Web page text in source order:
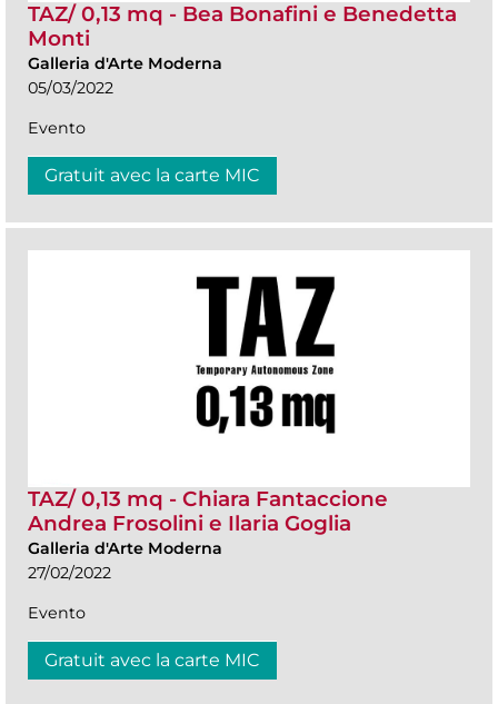
TAZ/ 0,13 mq - Bea Bonafini e Benedetta
Monti
Galleria d'Arte Moderna
05/03/2022
Evento
Gratuit avec la carte MIC
TAZ/ 0,13 mq - Chiara Fantaccione
Andrea Frosolini e Ilaria Goglia
Galleria d'Arte Moderna
27/02/2022
Evento
Gratuit avec la carte MIC